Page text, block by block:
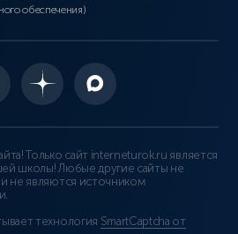
обеспечения)
Только сайт interneturok.ru является
школы! Любые другие сайты не
не являются источником
технология SmartCaptcha от